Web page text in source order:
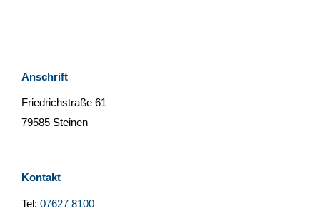
Anschrift
Friedrichstraße 61
79585 Steinen
Kontakt
Tel: 07627 8100